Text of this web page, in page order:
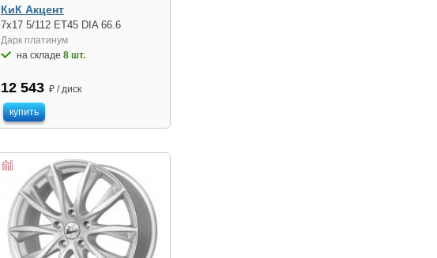
КиК Акцент
7x17 5/112 ET45 DIA 66.6
Дарк платинум
на складе8 шт.
12 543 ₽ / диск
купить